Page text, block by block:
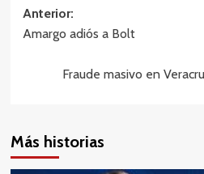
Navegación
de
entradas
Anterior:
Amargo adiós a Bolt
Fraude masivo en
Más historias